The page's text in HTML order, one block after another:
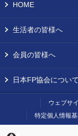
HOME
生活者の皆様へ
会員の皆様へ
日本FP協会について
ウェブサ
特定個人情報